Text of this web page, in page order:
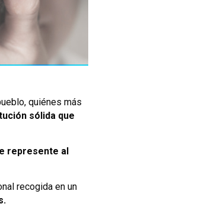
quiénes más
sólida que
represente al
recogida en un